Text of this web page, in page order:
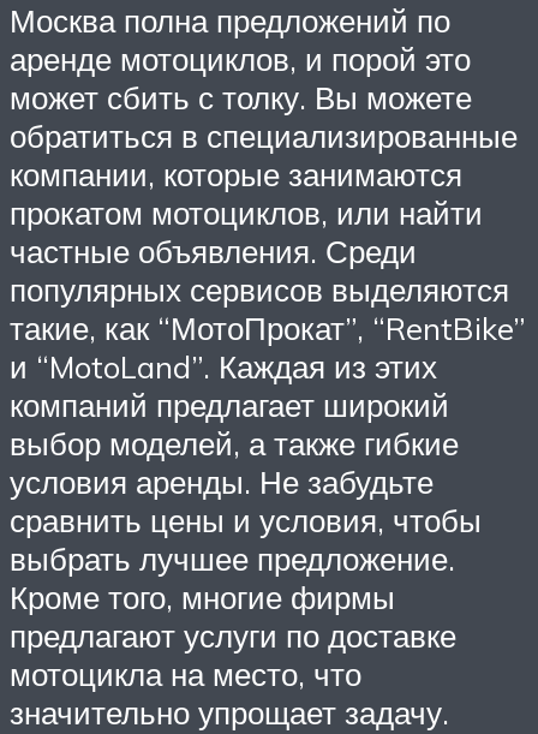
Москва полна предложений по
аренде мотоциклов, и порой это
может сбить с толку. Вы можете
обратиться в специализированные
компании, которые занимаются
прокатом мотоциклов, или найти
частные объявления. Среди
популярных сервисов выделяются
такие, как “МотоПрокат”, “RentBike”
и “MotoLand”. Каждая из этих
компаний предлагает широкий
выбор моделей, а также гибкие
условия аренды. Не забудьте
сравнить цены и условия, чтобы
выбрать лучшее предложение.
Кроме того, многие фирмы
предлагают услуги по доставке
мотоцикла на место, что
значительно упрощает задачу.